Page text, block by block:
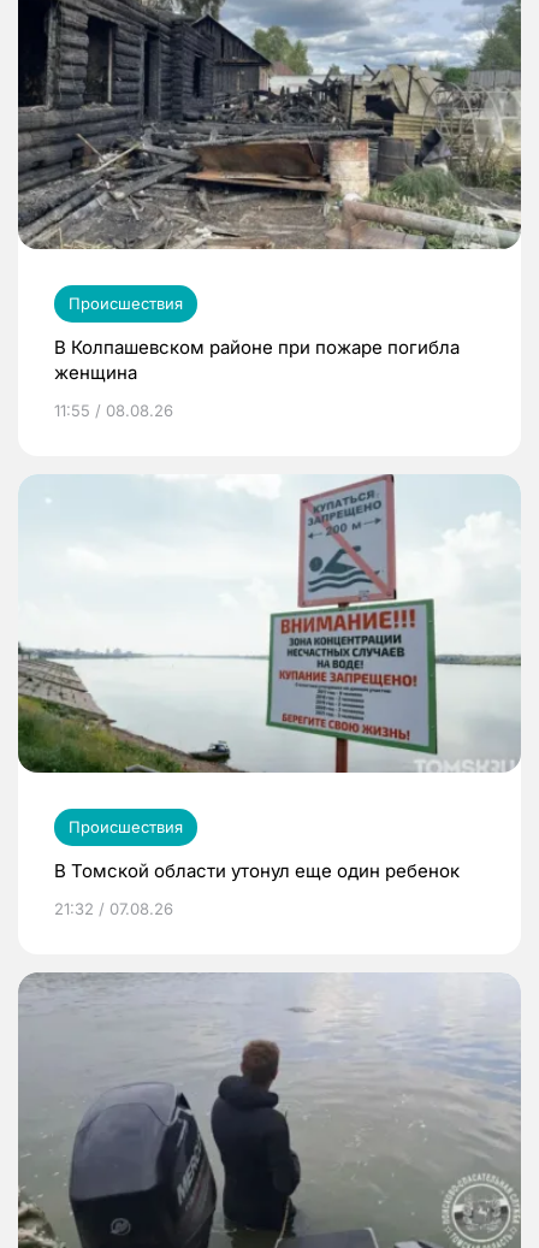
Происшествия
В Колпашевском районе при пожаре погибла
женщина
11:55 / 08.08.26
Происшествия
В Томской области утонул еще один ребенок
21:32 / 07.08.26